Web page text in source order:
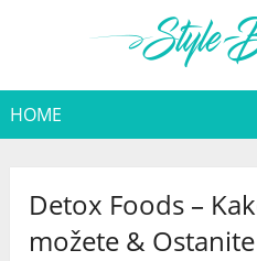
HOME
Detox Foods –
možete &